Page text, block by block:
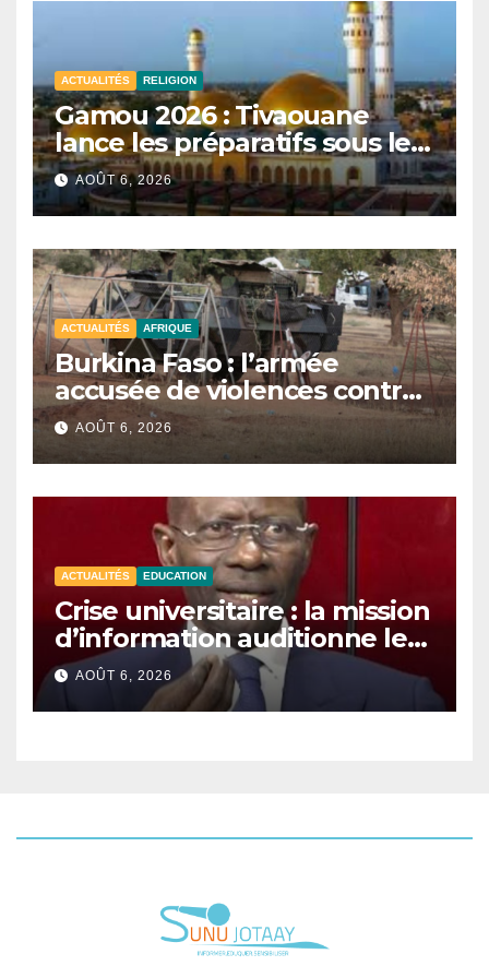
ACTUALITÉS RELIGION
Gamou 2026 : Tivaouane
lance les préparatifs sous le
signe de l’unité et du Tawhid.
AOÛT 6, 2026
ACTUALITÉS AFRIQUE
Burkina Faso : l’armée
accusée de violences contre
des civils après une attaque
jihadiste.
AOÛT 6, 2026
ACTUALITÉS EDUCATION
Crise universitaire : la mission
d’information auditionne le
ministre Boubacar Camara.
AOÛT 6, 2026